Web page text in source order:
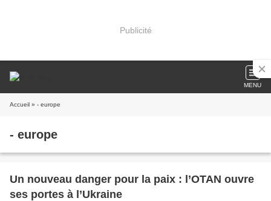
Publicité
MENU
Accueil » - europe
- europe
Un nouveau danger pour la paix : l’OTAN ouvre
ses portes à l’Ukraine